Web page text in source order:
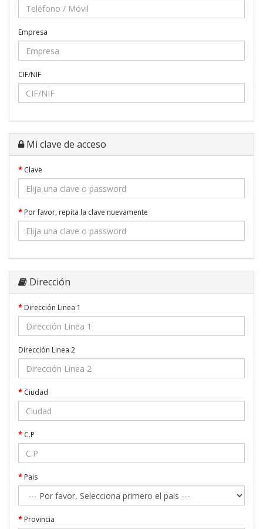
Empresa
CIF/NIF
Mi clave de acceso
Clave
Por favor, repita la clave nuevamente
Dirección
Dirección Linea 1
Dirección Linea 2
Ciudad
C.P
Pais
Provincia